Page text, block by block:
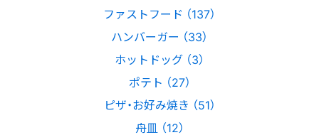
ファストフード （137）
ハンバーガー （33）
ホットドッグ （3）
ポテト （27）
ピザ・お好み焼き （51）
舟皿 （12）